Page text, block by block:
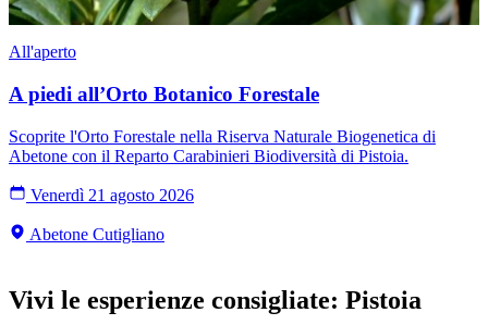
All'aperto
A piedi all’Orto Botanico Forestale
Scoprite l'Orto Forestale nella Riserva Naturale Biogenetica di
Abetone con il Reparto Carabinieri Biodiversità di Pistoia.
Venerdì 21 agosto 2026
Abetone Cutigliano
Vivi le esperienze consigliate: Pistoia